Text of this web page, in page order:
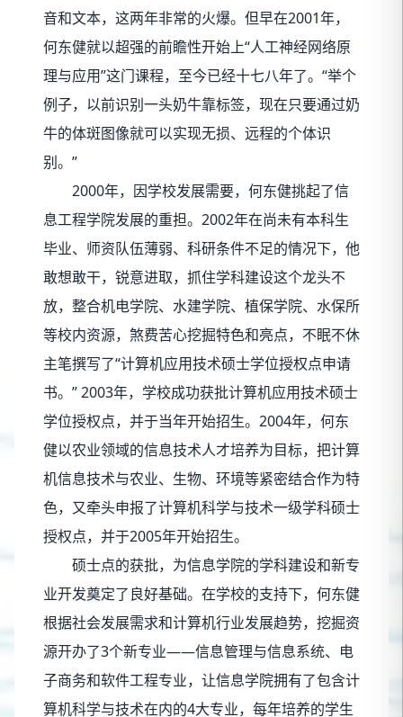
音和文本，这两年非常的火爆。但早在2001年，
何东健就以超强的前瞻性开始上“人工神经网络原
理与应用”这门课程，至今已经十七八年了。“举个
例子，以前识别一头奶牛靠标签，现在只要通过奶
牛的体斑图像就可以实现无损、远程的个体识
别。”
2000年，因学校发展需要，何东健挑起了信
息工程学院发展的重担。2002年在尚未有本科生
毕业、师资队伍薄弱、科研条件不足的情况下，他
敢想敢干，锐意进取，抓住学科建设这个龙头不
放，整合机电学院、水建学院、植保学院、水保所
等校内资源，煞费苦心挖掘特色和亮点，不眠不休
主笔撰写了“计算机应用技术硕士学位授权点申请
书。” 2003年，学校成功获批计算机应用技术硕士
学位授权点，并于当年开始招生。2004年，何东
健以农业领域的信息技术人才培养为目标，把计算
机信息技术与农业、生物、环境等紧密结合作为特
色，又牵头申报了计算机科学与技术一级学科硕士
授权点，并于2005年开始招生。
硕士点的获批，为信息学院的学科建设和新专
业开发奠定了良好基础。在学校的支持下，何东健
根据社会发展需求和计算机行业发展趋势，挖掘资
源开办了3个新专业——信息管理与信息系统、电
子商务和软件工程专业，让信息学院拥有了包含计
算机科学与技术在内的4大专业，每年培养的学生